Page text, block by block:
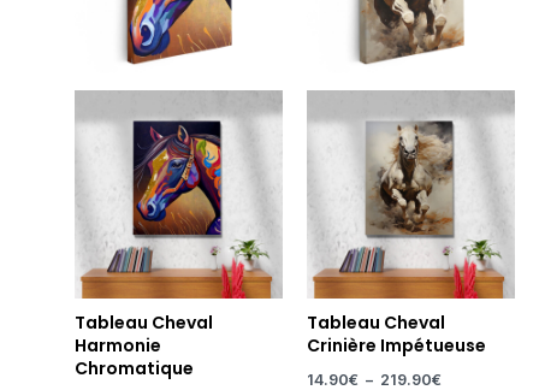
Tableau Cheval
Harmonie
Chromatique
Tableau Cheval
Crinière Impétueuse
14.90€ – 219.90€